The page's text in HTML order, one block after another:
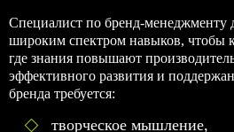
Специалист по бренд-менеджменту
широким спектром навыков, чтобы
где знания повышают
эффективного развития и
бренда требуется:
творческое мышление,